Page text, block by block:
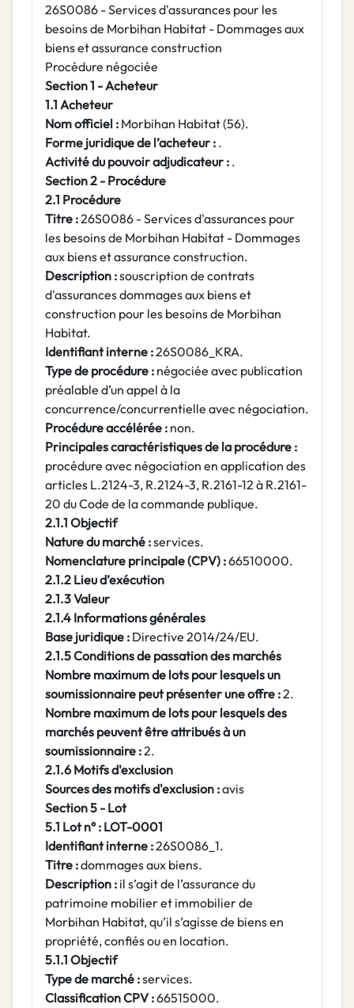
26S0086 - Services d'assurances pour les
besoins de Morbihan Habitat - Dommages aux
biens et assurance construction
Procédure négociée
Section 1 - Acheteur
1.1 Acheteur
Nom officiel : Morbihan Habitat (56).
Forme juridique de l’acheteur : .
Activité du pouvoir adjudicateur : .
Section 2 - Procédure
2.1 Procédure
Titre :26S0086 - Services d'assurances pour
les besoins de Morbihan Habitat - Dommages
aux biens et assurance construction.
Description :souscription de contrats
d'assurances dommages aux biens et
construction pour les besoins de Morbihan
Habitat.
Identifiant interne :26S0086_KRA.
Type de procédure : négociée avec publication
préalable d’un appel à la
concurrence/concurrentielle avec négociation.
Procédure accélérée : non.
Principales caractéristiques de la procédure :
procédure avec négociation en application des
articles L.2124-3, R.2124-3, R.2161-12 à R.2161-
20 du Code de la commande publique.
2.1.1 Objectif
Nature du marché :services.
Nomenclature principale (CPV) :66510000.
2.1.2 Lieu d’exécution
2.1.3 Valeur
2.1.4 Informations générales
Base juridique : Directive 2014/24/EU.
2.1.5 Conditions de passation des marchés
Nombre maximum de lots pour lesquels un
soumissionnaire peut présenter une offre :2.
Nombre maximum de lots pour lesquels des
marchés peuvent être attribués à un
soumissionnaire :2.
2.1.6 Motifs d'exclusion
Sources des motifs d'exclusion :avis
Section 5 - Lot
5.1 Lot n° : LOT-0001
Identifiant interne :26S0086_1.
Titre :dommages aux biens.
Description : il s’agit de l’assurance du
patrimoine mobilier et immobilier de
Morbihan Habitat, qu’il s’agisse de biens en
propriété, confiés ou en location.
5.1.1 Objectif
Type de marché :services.
Classification CPV :66515000.